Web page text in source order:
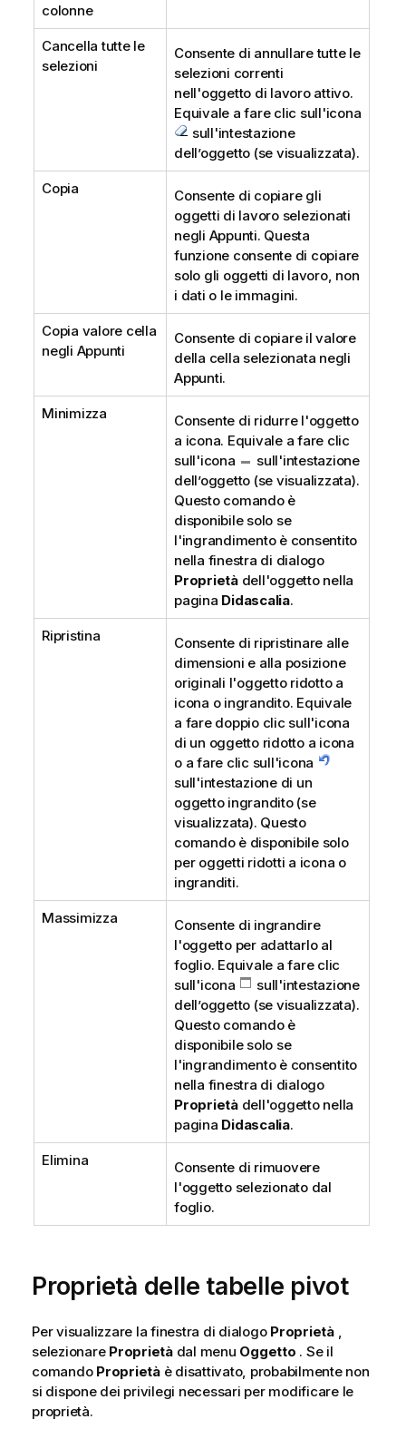
colonne
Cancella tutte le
selezioni
Consente di annullare tutte le
selezioni correnti
nell'oggetto di lavoro attivo.
Equivale a fare clic sull'icona
sull'intestazione
dell’oggetto (se visualizzata).
Copia
Consente di copiare gli
oggetti di lavoro selezionati
negli Appunti. Questa
funzione consente di copiare
solo gli oggetti di lavoro, non
i dati o le immagini.
Copia valore cella
negli Appunti
Consente di copiare il valore
della cella selezionata negli
Appunti.
Minimizza
Consente di ridurre l'oggetto
a icona. Equivale a fare clic
sull'icona
sull'intestazione
dell’oggetto (se visualizzata).
Questo comando è
disponibile solo se
l'ingrandimento è consentito
nella finestra di dialogo
Proprietàdell'oggetto nella
pagina Didascalia.
Ripristina
Consente di ripristinare alle
dimensioni e alla posizione
originali l'oggetto ridotto a
icona o ingrandito. Equivale
a fare doppio clic sull'icona
di un oggetto ridotto a icona
o a fare clic sull'icona
sull'intestazione di un
oggetto ingrandito (se
visualizzata). Questo
comando è disponibile solo
per oggetti ridotti a icona o
ingranditi.
Massimizza
Consente di ingrandire
l'oggetto per adattarlo al
foglio. Equivale a fare clic
sull'icona
sull'intestazione
dell’oggetto (se visualizzata).
Questo comando è
disponibile solo se
l'ingrandimento è consentito
nella finestra di dialogo
Proprietàdell'oggetto nella
pagina Didascalia.
Elimina
Consente di rimuovere
l'oggetto selezionato dal
foglio.
Proprietà delle tabelle pivot
Per visualizzare la finestra di dialogo Proprietà ,
selezionare Proprietàdal menu Oggetto . Se il
comando Proprietàè disattivato, probabilmente non
si dispone dei privilegi necessari per modificare le
proprietà.